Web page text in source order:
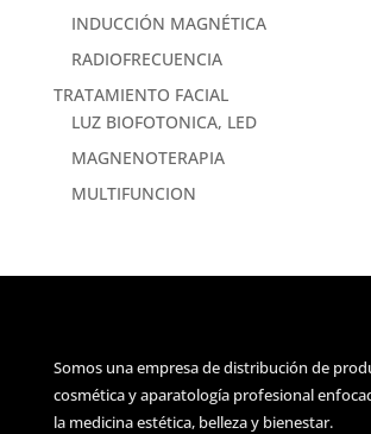
INDUCCIÓN MAGNÉTICA
RADIOFRECUENCIA
TRATAMIENTO FACIAL
LUZ BIOFOTONICA, LED
MAGNENOTERAPIA
MULTIFUNCION
Somos una empresa de distribución de
cosmética y aparatología profesional
la medicina estética, belleza y bienestar.